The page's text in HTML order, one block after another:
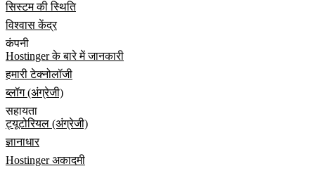
सिस्टम की स्थिति
विश्वास केंद्र
कंपनी
Hostinger के बारे में जानकारी
हमारी टेक्नोलॉजी
ब्लॉग (अंग्रेजी)
सहायता
ट्यूटोरियल (अंग्रेजी)
ज्ञानाधार
Hostinger अकादमी